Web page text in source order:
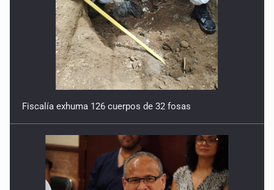
Tentación autoritaria
27 de Marzo de 2026
Revocación (o ratificación) de mandato
20 de Marzo de 2026
El Eje de las Américas
13 de Marzo de 2026
La escuela como laboratorio ideológico
Fiscalía exhuma 126 cuerpos de 32 fosas